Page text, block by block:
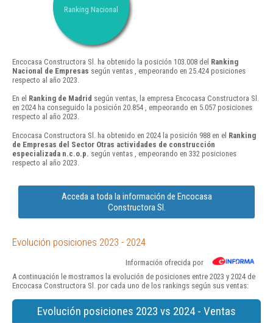
Ranking Nacional
Encocasa Constructora Sl. ha obtenido la posición 103.008 del Ranking
Nacional de Empresas según ventas , empeorando en 25.424 posiciones
respecto al año 2023.
En el Ranking de Madrid según ventas, la empresa Encocasa Constructora Sl.
en 2024 ha conseguido la posición 20.854 , empeorando en 5.057 posiciones
respecto al año 2023.
Encocasa Constructora Sl. ha obtenido en 2024 la posición 988 en el Ranking
de Empresas del Sector Otras actividades de construcción
especializada n.c.o.p. según ventas , empeorando en 332 posiciones
respecto al año 2023.
Acceda a toda la información de Encocasa
Constructora Sl.
Evolución posiciones 2023 - 2024
Información ofrecida por
A continuación le mostramos la evolución de posiciones entre 2023 y 2024 de
Encocasa Constructora Sl. por cada uno de los rankings según sus ventas:
Evolución posiciones 2023 vs 2024 - Ventas